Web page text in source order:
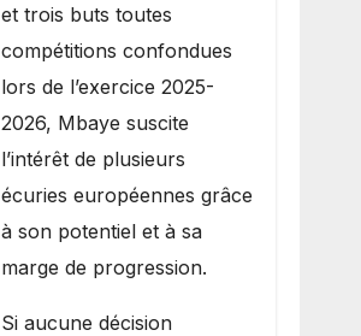
et trois buts toutes
compétitions confondues
lors de l’exercice 2025-
2026, Mbaye suscite
l’intérêt de plusieurs
écuries européennes grâce
à son potentiel et à sa
marge de progression.
Si aucune décision